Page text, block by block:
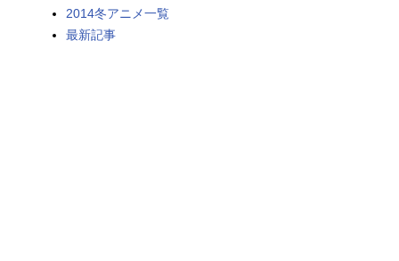
2014冬アニメ一覧
最新記事